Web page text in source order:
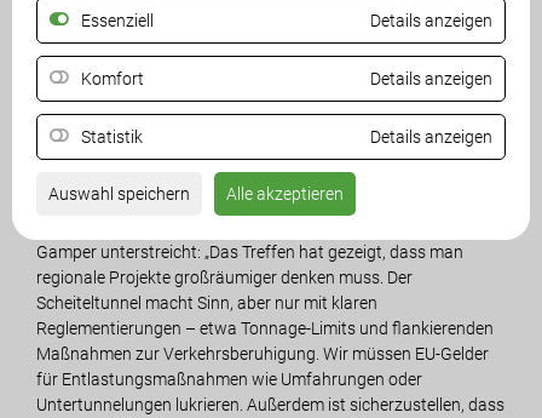
Essenziell Details anzeigen
Komfort Details anzeigen
Statistik Details anzeigen
Auswahl speichern Alle akzeptieren
als zukunftsorientierte Variante diskutiert. Diese Lösung sieht
einen rund vier Kilometer langen Tunnel (je zwei Kilometer in
Österreich und Italien) mit Zufahrten über bestehende Straßen
vor. Die geschätzten Kosten liegen bei rund 350 Millionen Euro,
eine EU-Kofinanzierung von bis zu 85 % ist möglich.
Allerdings müsse ein solcher Tunnel nur im Einklang mit
regionalen Verkehrskonzepten umgesetzt werden, betonten
alle Teilnehmer. Eine zusätzliche Verkehrsbelastung für die
Gamper unterstreicht: „Das Treffen hat gezeigt, dass man
regionale Projekte großräumiger denken muss. Der
Scheiteltunnel macht Sinn, aber nur mit klaren
Reglementierungen – etwa Tonnage-Limits und flankierenden
Maßnahmen zur Verkehrsberuhigung. Wir müssen EU-Gelder
für Entlastungsmaßnahmen wie Umfahrungen oder
Untertunnelungen lukrieren. Außerdem ist sicherzustellen, dass